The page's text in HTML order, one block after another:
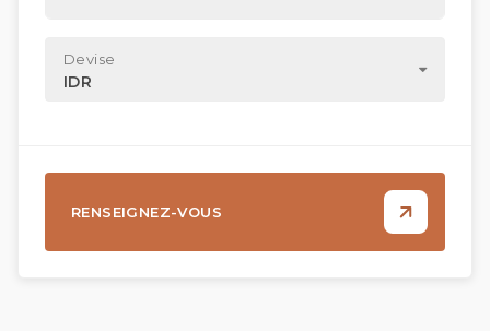
Devise
IDR
RENSEIGNEZ-VOUS